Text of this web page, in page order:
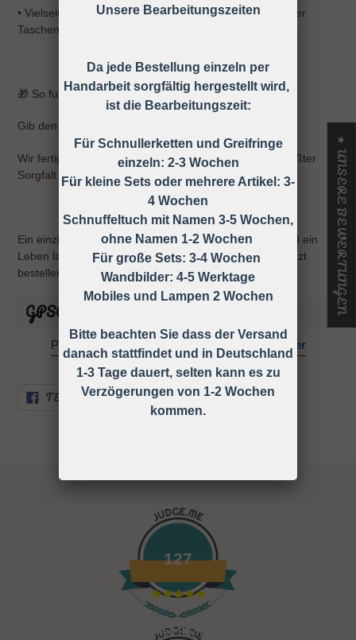
• Vielseitig verwendbar: Ideal als Schlüsselanhänger oder
Taschenanhänger – ein stilvoller Begleiter für den Alltag.
🎁 So funktioniert’s:
Gib den Namen im Personalisierungsfeld an.
Wir fertigen dein persönliches Erinnerungsstück mit größter
Sorgfalt an.
Ein einzigartiges Geschenk, das von Herzen kommt und ein
Leben lang an diesen besonderen Moment erinnert. Jetzt
bestellen und Freude verschenken! 💖👣
GPSR Informationen
Powered by GPSR Compliance Manager
TEILENAUF
FACEBOOK
127
Verified Reviews
★ UNSERE BEWERTUNGEN
Unsere Bearbeitungszeiten
Da jede Bestellung einzeln per
Handarbeit sorgfältig hergestellt wird,
ist die Bearbeitungszeit:
Für Schnullerketten und Greifringe
einzeln: 2-3 Wochen
Für kleine Sets oder mehrere Artikel: 3-
4 Wochen
Schnuffeltuch mit Namen 3-5 Wochen,
ohne Namen 1-2 Wochen
Für große Sets: 3-4 Wochen
Wandbilder: 4-5 Werktage
Mobiles und Lampen 2 Wochen
Bitte beachten Sie dass der Versand
danach stattfindet und in Deutschland
1-3 Tage dauert, selten kann es zu
Verzögerungen von 1-2 Wochen
kommen.